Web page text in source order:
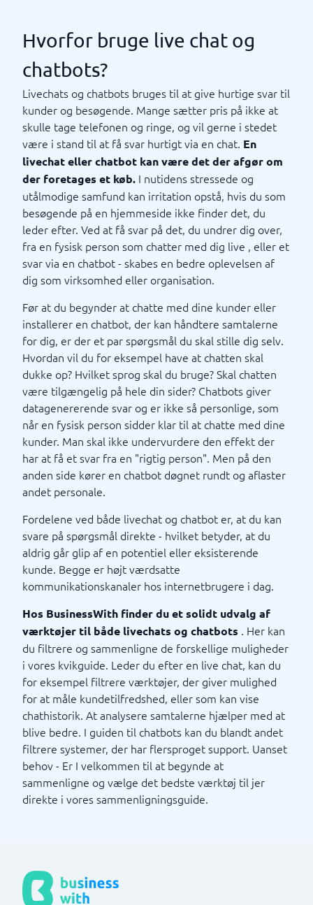
den aldrig behøver at gå i seng eller tage en
hjemmesider døgnet rundt. En ulempe er dog, at det
ikke bliver så personligt, som når en rigtig person
svarer i chatten. For standardiserede og almindelige
spørgsmål sparer man dog med chatbotten en masse
tid.
Hvem passer live chat og
chatbots til?
Livechats og chatbots er velegnede til en række
forskellige virksomheder og organisationer. Hurtig
respons betyder, at det bliver nemmere for dig at
konvertere besøgende til kunder og forkorte dine
aflaster også din telefonservice.
Hvorfor bruge live chat og
chatbots?
Livechats og chatbots bruges til at give hurtige svar til
kunder og besøgende. Mange sætter pris på ikke at
skulle tage telefonen og ringe, og vil gerne i stedet
være i stand til at få svar hurtigt via en chat. En
livechat eller chatbot kan være det der afgør om
der foretages et køb. I nutidens stressede og
utålmodige samfund kan irritation opstå, hvis du som
besøgende på en hjemmeside ikke finder det, du
leder efter. Ved at få svar på det, du undrer dig over,
fra en fysisk person som chatter med dig live , eller et
svar via en chatbot - skabes en bedre oplevelsen af ​​
dig som virksomhed eller organisation.
Før at du begynder at chatte med dine kunder eller
installerer en chatbot, der kan håndtere samtalerne
for dig, er der et par spørgsmål du skal stille dig selv.
Hvordan vil du for eksempel have at chatten skal
dukke op? Hvilket sprog skal du bruge? Skal chatten
være tilgængelig på hele din sider? Chatbots giver
datagenererende svar og er ikke så personlige, som
når en fysisk person sidder klar til at chatte med dine
kunder. Man skal ikke undervurdere den effekt der
har at få et svar fra en "rigtig person". Men på den
anden side kører en chatbot døgnet rundt og aflaster
andet personale.
Fordelene ved både livechat og chatbot er, at du kan
svare på spørgsmål direkte - hvilket betyder, at du
aldrig går glip af en potentiel eller eksisterende
kunde. Begge er højt værdsatte
kommunikationskanaler hos internetbrugere i dag.
Hos BusinessWith finder du et solidt udvalg af
værktøjer til både livechats og chatbots . Her kan
du filtrere og sammenligne de forskellige muligheder
i vores kvikguide. Leder du efter en live chat, kan du
for eksempel filtrere værktøjer, der giver mulighed
for at måle kundetilfredshed, eller som kan vise
chathistorik. At analysere samtalerne hjælper med at
blive bedre. I guiden til chatbots kan du blandt andet
filtrere systemer, der har flersproget support. Uanset
behov - Er I velkommen til at begynde at
sammenligne og vælge det bedste værktøj til jer
direkte i vores sammenligningsguide.